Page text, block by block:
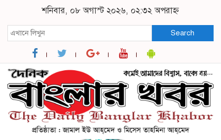
শনিবার, ০৮ অগাস্ট ২০২৬, ০২:৩২ অপরাহ্ন
Search